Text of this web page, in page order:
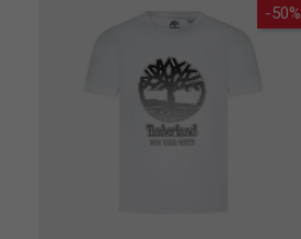
-50%